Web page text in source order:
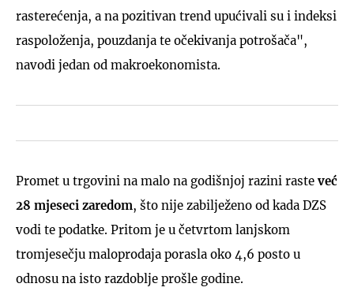
rasterećenja, a na pozitivan trend upućivali su i indeksi
raspoloženja, pouzdanja te očekivanja potrošača",
navodi jedan od makroekonomista.
Promet u trgovini na malo na godišnjoj razini rasteveć
28 mjeseci zaredom, što nije zabilježeno od kada DZS
vodi te podatke. Pritom je u četvrtom lanjskom
tromjesečju maloprodaja porasla oko 4,6 posto u
odnosu na isto razdoblje prošle godine.